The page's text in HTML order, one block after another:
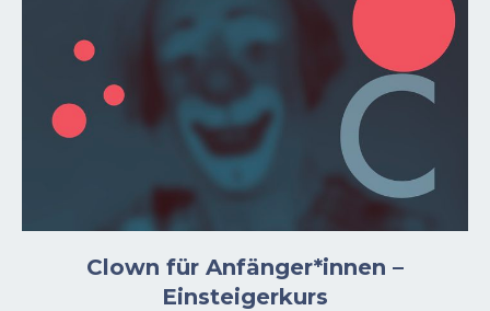
Clown für Anfänger*innen –
Einsteigerkurs